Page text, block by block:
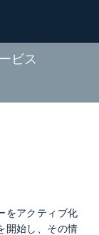
ビス
をアクティブ化
開始し、その情